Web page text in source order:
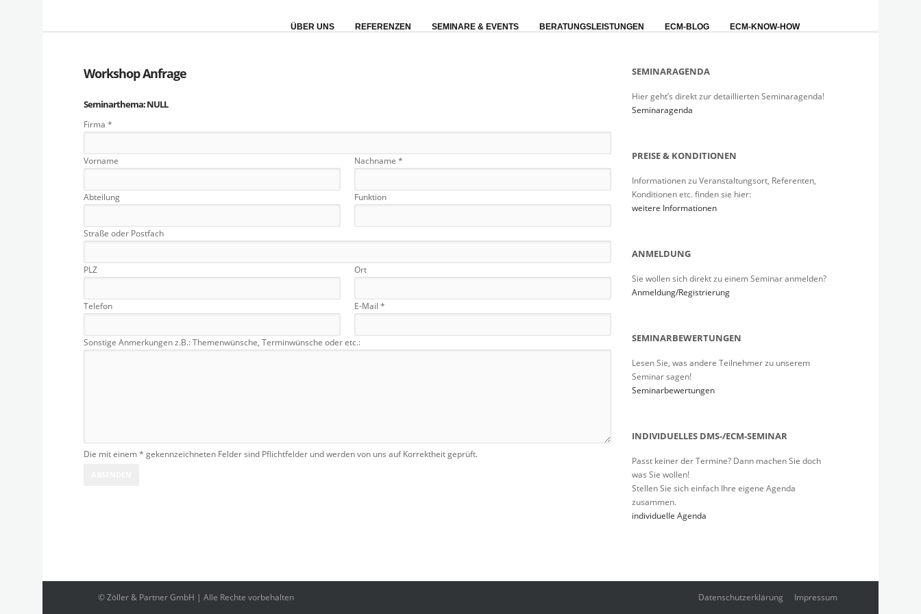
ÜBER UNS REFERENZEN SEMINARE & EVENTS BERATUNGSLEISTUNGEN ECM-BLOG ECM-KNOW-HOW
Workshop Anfrage
Seminarthema: NULL
Firma *
Vorname Nachname *
Abteilung Funktion
Straße oder Postfach
PLZ Ort
Telefon E-Mail *
Sonstige Anmerkungen z.B.: Themenwünsche, Terminwünsche oder etc.:
Die mit einem * gekennzeichneten Felder sind Pflichtfelder und werden von uns auf Korrektheit geprüft.
SEMINARAGENDA
Hier geht’s direkt zur detaillierten Seminaragenda!
Seminaragenda
PREISE & KONDITIONEN
Informationen zu Veranstaltungsort, Referenten,
Konditionen etc. finden sie hier:
weitere Informationen
ANMELDUNG
Sie wollen sich direkt zu einem Seminar anmelden?
Anmeldung/Registrierung
SEMINARBEWERTUNGEN
Lesen Sie, was andere Teilnehmer zu unserem
Seminar sagen!
Seminarbewertungen
INDIVIDUELLES DMS-/ECM-SEMINAR
Passt keiner der Termine? Dann machen Sie doch
was Sie wollen!
Stellen Sie sich einfach Ihre eigene Agenda
zusammen.
individuelle Agenda
© Zöller & Partner GmbH | Alle Rechte vorbehalten Datenschutzerklärung Impressum